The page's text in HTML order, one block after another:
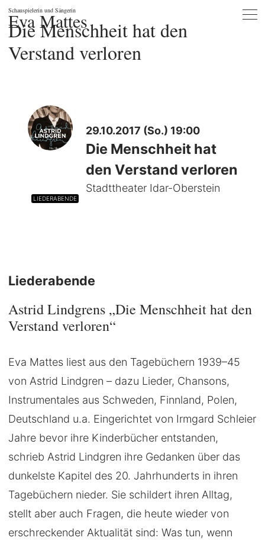
Schauspielerin und Sängerin
Eva Mattes
Die Menschheit hat den
Verstand verloren
LIEDERABENDE
29.10.2017 (So.) 19:00
Die Menschheit hat
den Verstand verloren
Stadttheater Idar-Oberstein
Liederabende
Astrid Lindgrens „Die Menschheit hat den
Verstand verloren“
Eva Mattes liest aus den Tagebüchern 1939–45
von Astrid Lindgren – dazu Lieder, Chansons,
Instrumentales aus Schweden, Finnland, Polen,
Deutschland u.a. Eingerichtet von Irmgard Schleier
Jahre bevor ihre Kinderbücher entstanden,
schrieb Astrid Lindgren ihre Gedanken über das
dunkelste Kapitel des 20. Jahrhunderts in ihren
Tagebüchern nieder. Sie schildert ihren Alltag,
stellt aber auch Fragen, die heute wieder von
erschreckender Aktualität sind: Was tun, wenn